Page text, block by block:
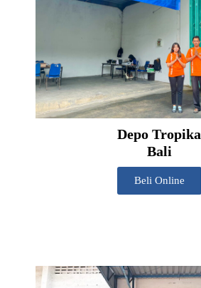
Depo Tropika
Bali
Beli Online